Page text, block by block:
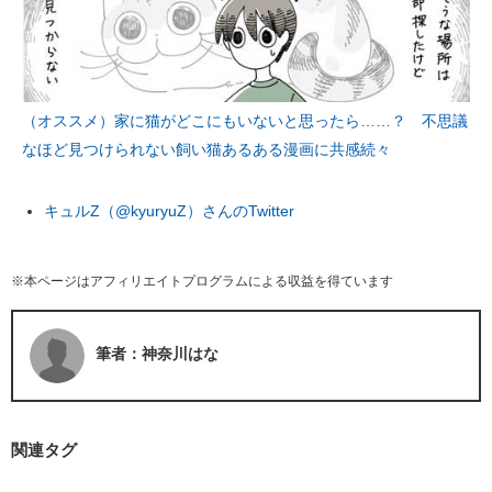
（オススメ）家に猫がどこにもいないと思ったら……？ 不思議
なほど見つけられない飼い猫あるある漫画に共感続々
キュルZ（@kyuryuZ）さんのTwitter
※本ページはアフィリエイトプログラムによる収益を得ています
筆者：神奈川はな
関連タグ